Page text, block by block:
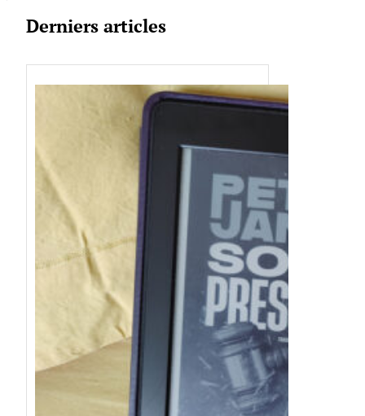
Derniers articles